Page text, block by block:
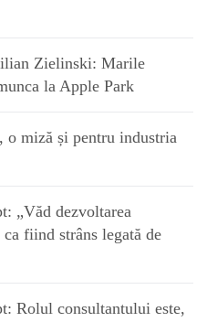
Zielinski: Marile
la Apple Park
o miză și pentru industria
„Văd dezvoltarea
fiind strâns legată de
Rolul consultantului este,